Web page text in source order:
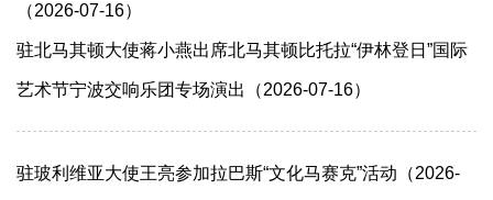
（2026-07-16）
驻北马其顿大使蒋小燕出席北马其顿比托拉“伊林登日”国际
艺术节宁波交响乐团专场演出（2026-07-16）
驻玻利维亚大使王亮参加拉巴斯“文化马赛克”活动（2026-